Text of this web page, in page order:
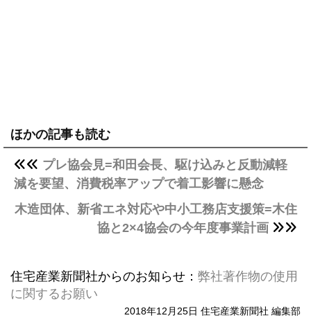
ほかの記事も読む
プレ協会見=和田会長、駆け込みと反動減軽
減を要望、消費税率アップで着工影響に懸念
木造団体、新省エネ対応や中小工務店支援策=木住
協と2×4協会の今年度事業計画
住宅産業新聞社からのお知らせ： 弊社著作物の使用
に関するお願い
2018年12月25日 住宅産業新聞社 編集部